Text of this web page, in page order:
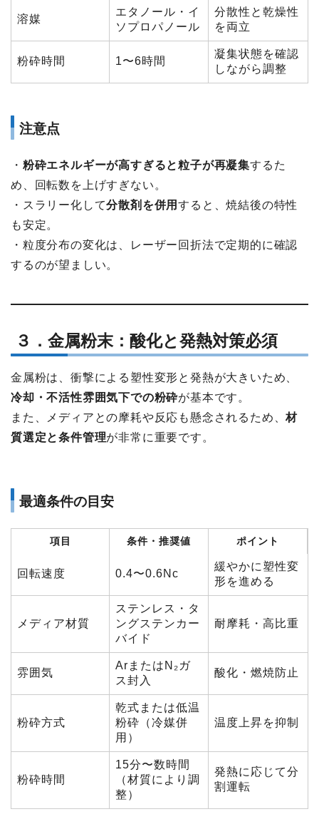
溶媒
エタノール・イ
ソプロパノール
分散性と乾燥性
を両立
粉砕時間 1〜6時間
凝集状態を確認
しながら調整
注意点
・ 粉砕エネルギーが高すぎると粒子が再凝集するた
め、回転数を上げすぎない。
・スラリー化して分散剤を併用すると、焼結後の特性
も安定。
・粒度分布の変化は、レーザー回折法で定期的に確認
するのが望ましい。
３．金属粉末：酸化と発熱対策必須
金属粉は、衝撃による塑性変形と発熱が大きいため、
冷却・不活性雰囲気下での粉砕が基本です。
また、メディアとの摩耗や反応も懸念されるため、材
質選定と条件管理が非常に重要です。
最適条件の目安
項目 条件・推奨値 ポイント
回転速度 0.4〜0.6Nc
緩やかに塑性変
形を進める
メディア材質
ステンレス・タ
ングステンカー
バイド
耐摩耗・高比重
雰囲気
ArまたはN₂ガ
ス封入
酸化・燃焼防止
粉砕方式
乾式または低温
粉砕（冷媒併
用）
温度上昇を抑制
粉砕時間
15分〜数時間
（材質により調
整）
発熱に応じて分
割運転